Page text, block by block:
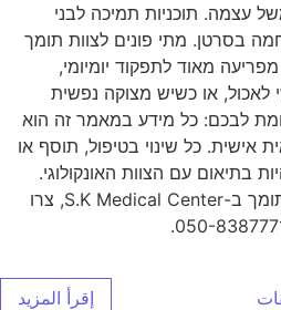
עצמה. תוכניות תמיכה לבני
בסרטן. מתי פונים לצוות תומך
מאוד לתפקוד יומיומי,
לאכול, או כשיש מצוקה נפשית
לבכם: כל מידע במאמר זה הוא
אישית. כל שינוי בטיפול, תוסף או
בתיאום עם הצוות האונקולוגי.
לפרטים על שירותי הטיפול התומך ב-S.K Medical Center, צרו
إقرأ المزيد